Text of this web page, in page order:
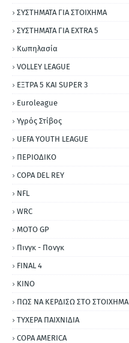
ΣΥΣΤΗΜΑΤΑ ΓΙΑ ΣΤΟΙΧΗΜΑ
ΣΥΣΤΗΜΑΤΑ ΓΙΑ ΕΧΤRΑ 5
Κωπηλασία
VOLLEY LEAGUE
ΕΞΤΡΑ 5 ΚΑΙ SUPER 3
Εuroleague
Υγρός Στίβος
UEFA YOUTH LEAGUE
ΠΕΡΙΟΔΙΚΟ
COPA DEL REY
NFL
WRC
MOTO GP
Πινγκ - Πονγκ
FINAL 4
ΚΙΝΟ
ΠΩΣ ΝΑ ΚΕΡΔΙΣΩ ΣΤΟ ΣΤΟΙΧΗΜΑ
ΤΥΧΕΡΑ ΠΑΙΧΝΙΔΙΑ
COPA AMERICA